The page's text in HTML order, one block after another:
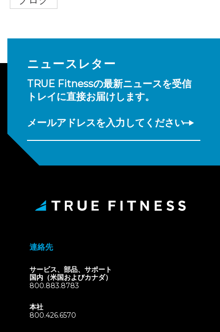
ニュースレター
TRUE Fitnessの最新ニュースを受信
トレイに直接お届けします。
メールアドレスを入力してください
連絡先
サービス、部品、サポート
国内（米国およびカナダ）
800.883.8783
本社
800.426.6570